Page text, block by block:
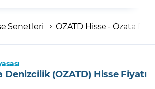
Senetleri OZATD Hisse - Özata
Denizcilik (OZATD) Hisse Fiyatı